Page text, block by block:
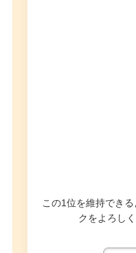
この1位を維持でき
クをよろし